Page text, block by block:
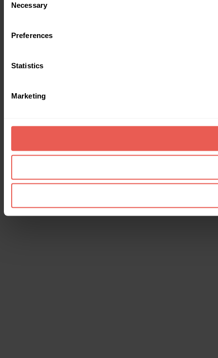
Selection
Necessary
Preferences
Statistics
Marketing